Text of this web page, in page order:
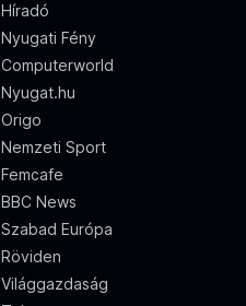
Híradó
Nyugati Fény
Computerworld
Nyugat.hu
Origo
Nemzeti Sport
Femcafe
BBC News
Szabad Európa
Röviden
Világgazdaság